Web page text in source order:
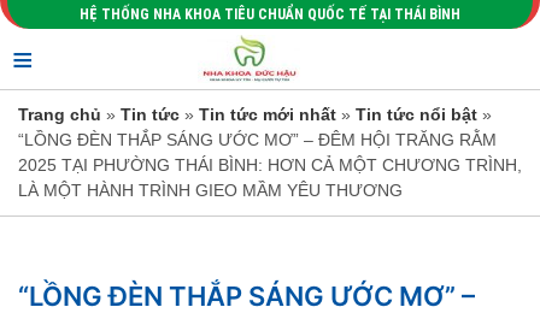
HỆ THỐNG NHA KHOA TIÊU CHUẨN QUỐC TẾ TẠI THÁI BÌNH
≡
Trang chủ » Tin tức » Tin tức mới nhất » Tin tức nổi bật »
“LỒNG ĐÈN THẮP SÁNG ƯỚC MƠ” – ĐÊM HỘI TRĂNG RẰM
2025 TẠI PHƯỜNG THÁI BÌNH: HƠN CẢ MỘT CHƯƠNG TRÌNH,
LÀ MỘT HÀNH TRÌNH GIEO MẦM YÊU THƯƠNG
“LỒNG ĐÈN THẮP SÁNG ƯỚC MƠ” –